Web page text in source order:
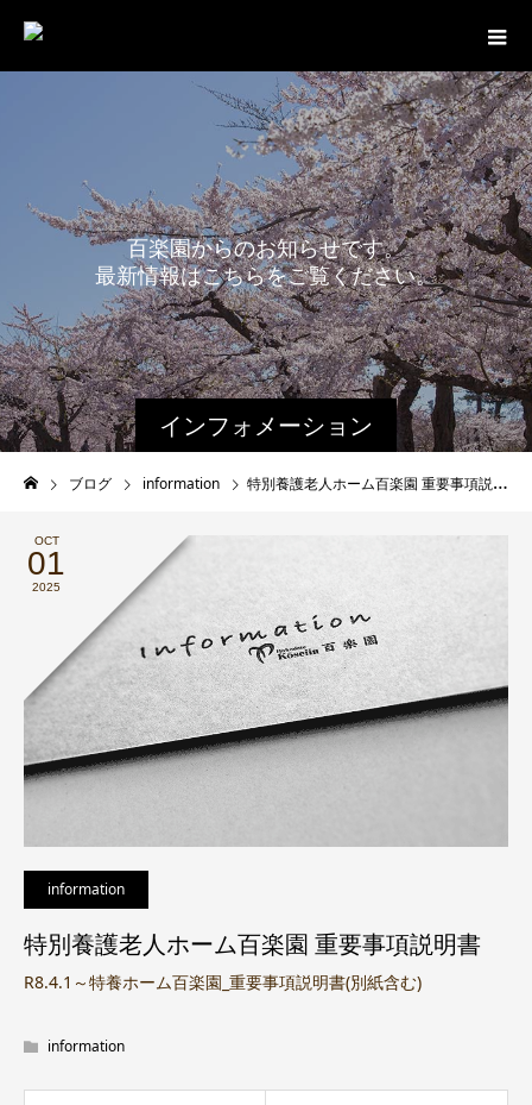
インフォメーション
百楽園からのお知らせです。
最新情報はこちらをご覧ください。
ブログ information 特別養護老人ホーム百楽園 重要事項説明書
OCT
01
2025
information
特別養護老人ホーム百楽園 重要事項説明書
R8.4.1～特養ホーム百楽園_重要事項説明書(別紙含む)
information